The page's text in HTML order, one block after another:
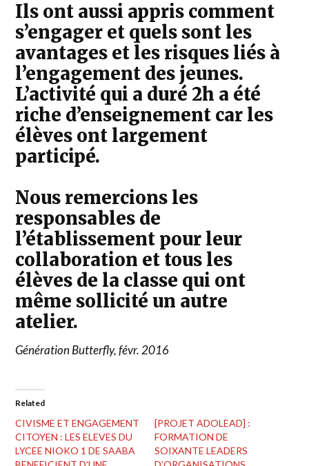
Ils ont aussi appris comment
s’engager et quels sont les
avantages et les risques liés à
l’engagement des jeunes.
L’activité qui a duré 2h a été
riche d’enseignement car les
élèves ont largement
participé.
Nous remercions les
responsables de
l’établissement pour leur
collaboration et tous les
élèves de la classe qui ont
même sollicité un autre
atelier.
Génération Butterfly, févr. 2016
Related
CIVISME ET ENGAGEMENT
CITOYEN : LES ELEVES DU
LYCEE NIOKO 1 DE SAABA
[PROJET ADOLEAD] :
FORMATION DE
SOIXANTE LEADERS